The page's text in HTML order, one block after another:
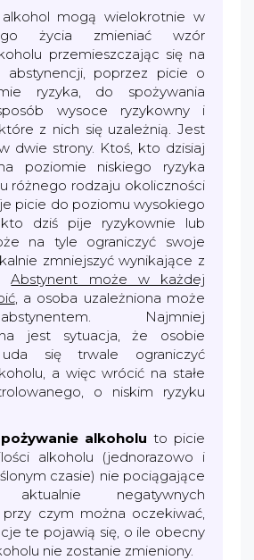
mogą wielokrotnie w
życia zmieniać wzór
przemieszczając się na
abstynencji, poprzez picie o
ryzyka, do spożywania
wysoce ryzykowny i
z nich się uzależnią. Jest
dwie strony. Ktoś, kto dzisiaj
poziomie niskiego ryzyka
różnego rodzaju okoliczności
picie do poziomu wysokiego
dziś pije ryzykownie lub
na tyle ograniczyć swoje
zmniejszyć wynikające z
Abstynent może w każdej
, a osoba uzależniona może
Najmniej
jest sytuacja, że osobie
uda się trwale ograniczyć
a więc wrócić na stałe
o niskim ryzyku
alkoholu to picie
alkoholu (jednorazowo i
czasie) nie pociągające
negatywnych
czym można oczekiwać,
te pojawią się, o ile obecny
nie zostanie zmieniony.